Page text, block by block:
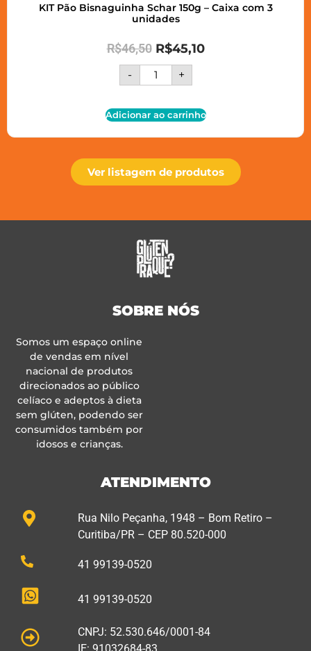
KIT Pão Bisnaguinha Schar 150g – Caixa com 3
unidades
R$46,50 R$45,10
- +
Adicionar ao carrinho
Ver listagem de produtos
SOBRE NÓS
Somos um espaço online
de vendas em nível
nacional de produtos
direcionados ao público
celíaco e adeptos à dieta
sem glúten, podendo ser
consumidos também por
idosos e crianças.
ATENDIMENTO
Rua Nilo Peçanha, 1948 – Bom Retiro –
Curitiba/PR – CEP 80.520-000
41 99139-0520
41 99139-0520
CNPJ: 52.530.646/0001-84